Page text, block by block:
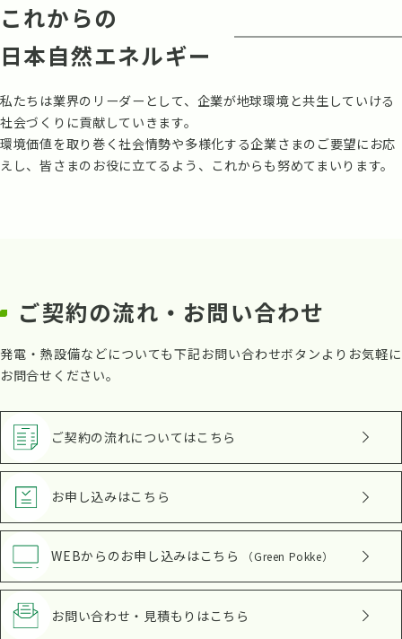
これからの
日本自然エネルギー
私たちは業界のリーダーとして、企業が地球環境と共生していける
社会づくりに貢献していきます。
環境価値を取り巻く社会情勢や多様化する企業さまのご要望にお応
えし、皆さまのお役に立てるよう、これからも努めてまいります。
ご契約の流れ・お問い合わせ
発電・熱設備などについても下記お問い合わせボタンよりお気軽に
お問合せください。
ご契約の流れについてはこちら
お申し込みはこちら
WEBからのお申し込みはこちら （Green Pokke）
お問い合わせ・見積もり はこちら